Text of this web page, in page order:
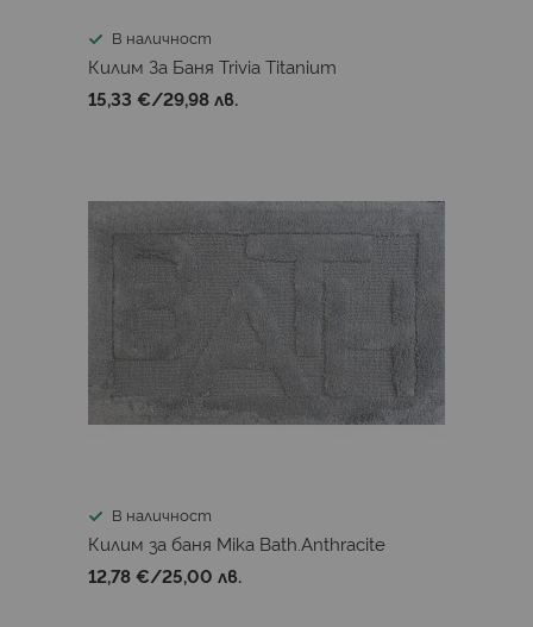
В наличност
Килим За Баня Trivia Titanium
15,33 €/29,98 лв.
В наличност
Килим за баня Mika Bath.Anthracite
12,78 €/25,00 лв.